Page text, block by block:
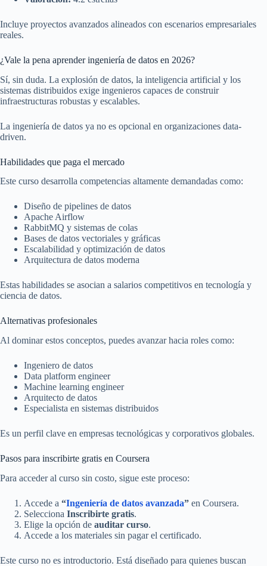
Incluye proyectos avanzados alineados con escenarios empresariales
reales.
¿Vale la pena aprender ingeniería de datos en 2026?
Sí, sin duda. La explosión de datos, la inteligencia artificial y los
sistemas distribuidos exige ingenieros capaces de construir
infraestructuras robustas y escalables.
La ingeniería de datos ya no es opcional en organizaciones data-
driven.
Habilidades que paga el mercado
Este curso desarrolla competencias altamente demandadas como:
Diseño de pipelines de datos
Apache Airflow
RabbitMQ y sistemas de colas
Bases de datos vectoriales y gráficas
Escalabilidad y optimización de datos
Arquitectura de datos moderna
Estas habilidades se asocian a salarios competitivos en tecnología y
ciencia de datos.
Alternativas profesionales
Al dominar estos conceptos, puedes avanzar hacia roles como:
Ingeniero de datos
Data platform engineer
Machine learning engineer
Arquitecto de datos
Especialista en sistemas distribuidos
Es un perfil clave en empresas tecnológicas y corporativos globales.
Pasos para inscribirte gratis en Coursera
Para acceder al curso sin costo, sigue este proceso:
Accede a “Ingeniería de datos avanzada” en Coursera.
Selecciona Inscribirte gratis.
Elige la opción de auditar curso.
Accede a los materiales sin pagar el certificado.
Este curso no es introductorio. Está diseñado para quienes buscan